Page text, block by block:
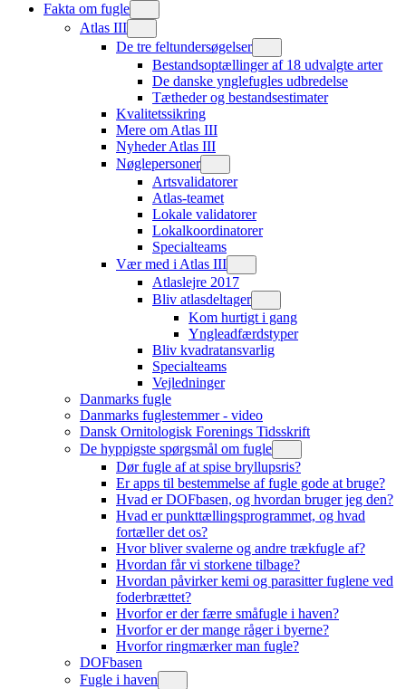
Fakta om fugle
Atlas III
De tre feltundersøgelser
Bestandsoptællinger af 18 udvalgte arter
De danske ynglefugles udbredelse
Tætheder og bestandsestimater
Kvalitetssikring
Mere om Atlas III
Nyheder Atlas III
Nøglepersoner
Artsvalidatorer
Atlas-teamet
Lokale validatorer
Lokalkoordinatorer
Specialteams
Vær med i Atlas III
Atlaslejre 2017
Bliv atlasdeltager
Kom hurtigt i gang
Yngleadfærdstyper
Bliv kvadratansvarlig
Specialteams
Vejledninger
Danmarks fugle
Danmarks fuglestemmer - video
Dansk Ornitologisk Forenings Tidsskrift
De hyppigste spørgsmål om fugle
Dør fugle af at spise bryllupsris?
Er apps til bestemmelse af fugle gode at bruge?
Hvad er DOFbasen, og hvordan bruger jeg den?
Hvad er punkttællingsprogrammet, og hvad
fortæller det os?
Hvor bliver svalerne og andre trækfugle af?
Hvordan får vi storkene tilbage?
Hvordan påvirker kemi og parasitter fuglene ved
foderbrættet?
Hvorfor er der færre småfugle i haven?
Hvorfor er der mange råger i byerne?
Hvorfor ringmærker man fugle?
DOFbasen
Fugle i haven